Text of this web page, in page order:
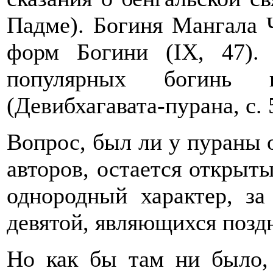
Падме). Богиня Мангала
форм Богини (IХ,
популярных богинь
(Девибхагавата-пурана,
Вопрос, был ли у пураны
авторов, остается
однородный характер,
девятой, являющихся
Но как бы там ни было,